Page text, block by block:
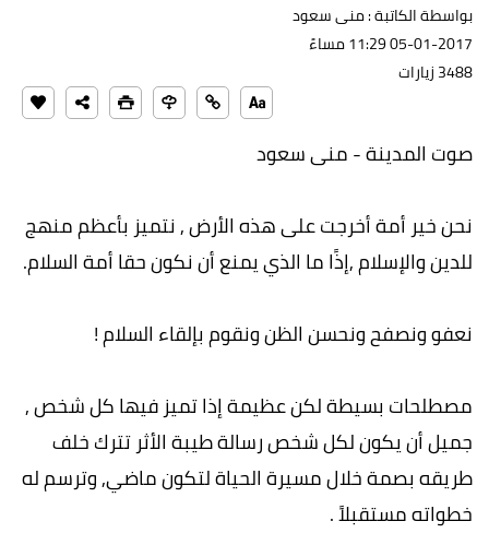
بواسطة الكاتبة : منى سعود
05-01-2017 11:29 مساءً
3488 زيارات
صوت المدينة - منى سعود
نحن خير أمة أخرجت على هذه الأرض , نتميز بأعظم منهج
للدين والإسلام ,إذًا ما الذي يمنع أن نكون حقا أمة السلام.
نعفو ونصفح ونحسن الظن ونقوم بإلقاء السلام !
مصطلحات بسيطة لكن عظيمة إذا تميز فيها كل شخص ,
جميل أن يكون لكل شخص رسالة طيبة الأثر تترك خلف
طريقه بصمة خلال مسيرة الحياة لتكون ماضي, وترسم له
خطواته مستقبلاً .